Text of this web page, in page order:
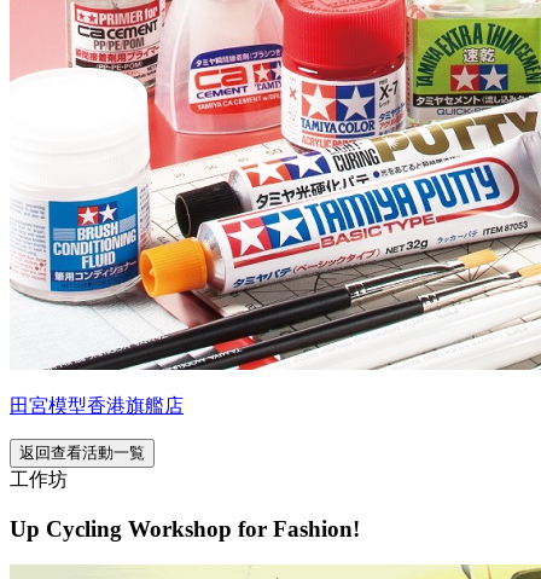
田宮模型香港旗艦店
返回查看活動一覧
工作坊
Up Cycling Workshop for Fashion!